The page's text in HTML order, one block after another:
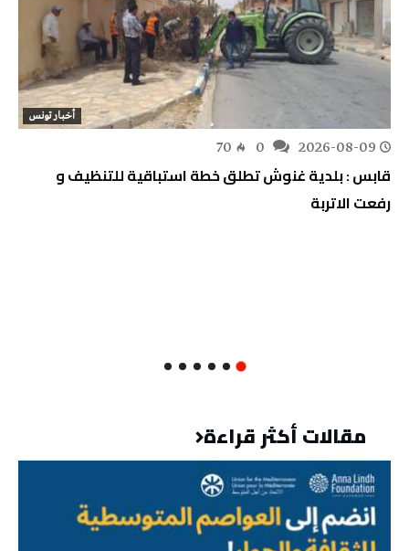
أخبار تونس
2026-08-09
70
قابس : بلدية غنوش تطلق خطة استباقية للتنظيف و
رفعت الاتربة
مقالات أكثر قراءة